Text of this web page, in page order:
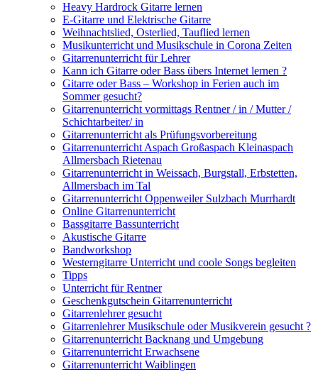
Heavy Hardrock Gitarre lernen
E-Gitarre und Elektrische Gitarre
Weihnachtslied, Osterlied, Tauflied lernen
Musikunterricht und Musikschule in Corona Zeiten
Gitarrenunterricht für Lehrer
Kann ich Gitarre oder Bass übers Internet lernen ?
Gitarre oder Bass – Workshop in Ferien auch im
Sommer gesucht?
Gitarrenunterricht vormittags Rentner / in / Mutter /
Schichtarbeiter/ in
Gitarrenunterricht als Prüfungsvorbereitung
Gitarrenunterricht Aspach Großaspach Kleinaspach
Allmersbach Rietenau
Gitarrenunterricht in Weissach, Burgstall, Erbstetten,
Allmersbach im Tal
Gitarrenunterricht Oppenweiler Sulzbach Murrhardt
Online Gitarrenunterricht
Bassgitarre Bassunterricht
Akustische Gitarre
Bandworkshop
Westerngitarre Unterricht und coole Songs begleiten
Tipps
Unterricht für Rentner
Geschenkgutschein Gitarrenunterricht
Gitarrenlehrer gesucht
Gitarrenlehrer Musikschule oder Musikverein gesucht ?
Gitarrenunterricht Backnang und Umgebung
Gitarrenunterricht Erwachsene
Gitarrenunterricht Waiblingen